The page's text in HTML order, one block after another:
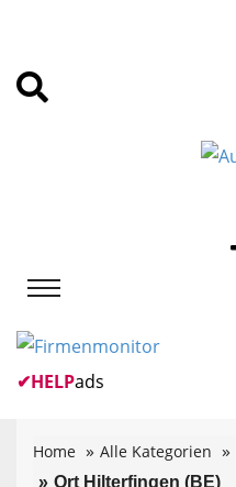
✔HELPads
Home Alle Kategorien
Ort Hilterfingen (BE)